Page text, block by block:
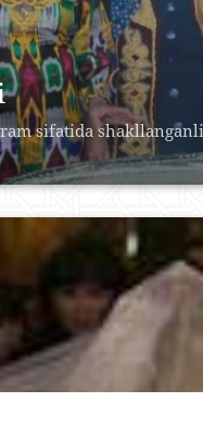
sifatida